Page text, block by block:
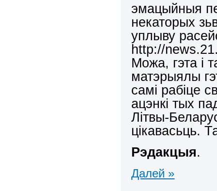
эмацыйныя
некаторых
уплыву
http://
Можа, гэта і
матэрыялы
самі рабіце
ацэнкі тых
Літвы-
цікавасьць.
Рэдакцыя.
Далей »